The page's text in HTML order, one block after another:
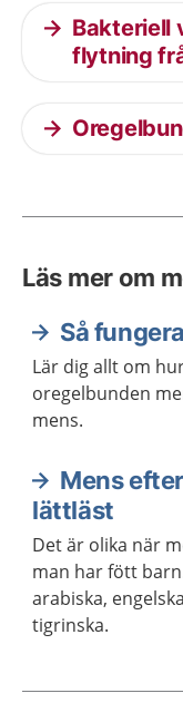
Bakteriell
flytning
Läs mer om
Så
Lär dig allt om
oregelbunden
mens.
Mens
lättläst
Det är olika när
man har fött barn. Artikeln finns översatt
arabiska,
tigrinska.